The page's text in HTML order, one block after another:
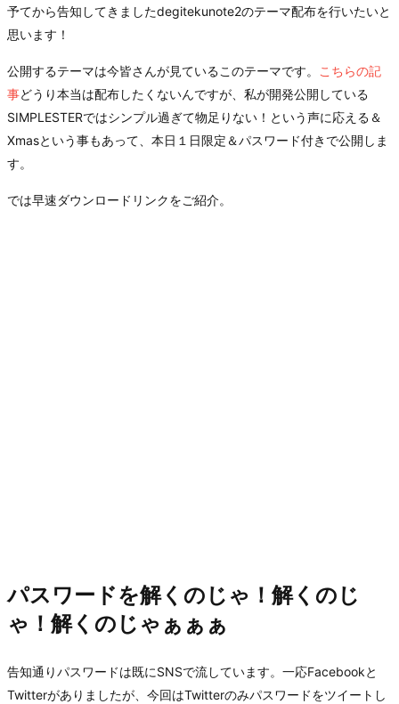
予てから告知してきましたdegitekunote2のテーマ配布を行いたいと
思います！
公開するテーマは今皆さんが見ているこのテーマです。
こちらの記
事どうり本当は配布したくないんですが、私が開発公開している
SIMPLESTERではシンプル過ぎて物足りない！という声に応える＆
Xmasという事もあって、本日１日限定＆パスワード付きで公開しま
す。
では早速ダウンロードリンクをご紹介。
パスワードを解くのじゃ！解くのじ
ゃ！解くのじゃぁぁぁ
告知通りパスワードは既にSNSで流しています。一応Facebookと
Twitterがありましたが、今回はTwitterのみパスワードをツイートし